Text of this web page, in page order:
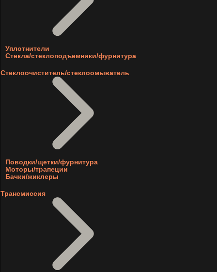
Уплотнители
Стекла/стеклоподъемники/фурнитура
Стеклоочиститель/стеклоомыватель
Поводки/щетки/фурнитура
Моторы/трапеции
Бачки/жиклеры
Трансмиссия